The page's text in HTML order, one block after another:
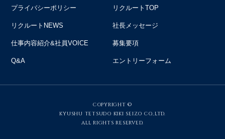
プライバシーポリシー リクルートTOP
リクルートNEWS 社長メッセージ
仕事内容紹介&社員VOICE 募集要項
Q&A エントリーフォーム
COPYRIGHT ©
KYUSHU TETSUDO KIKI SEIZO CO.,LTD.
ALL RIGHTS RESERVED.